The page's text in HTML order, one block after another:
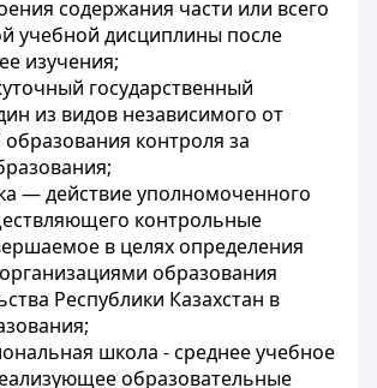
содержания части или всего
учебной дисциплины после
изучения;
государственный
из видов независимого от
контроля за
— действие уполномоченного
контрольные
в целях определения
образования
Республики Казахстан в
школа - среднее учебное
образовательные